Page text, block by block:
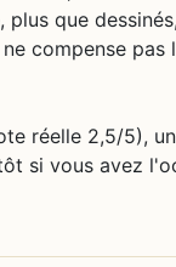
plus que
compense
réelle 2,5/5),
si vous avez